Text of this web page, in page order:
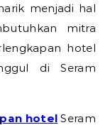
menjadi hal
mitra
hotel
di Seram
hotel Seram